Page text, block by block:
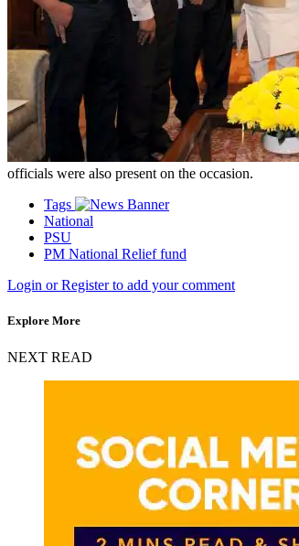
officials were also present on the occasion.
Tags
National
PSU
PM National Relief fund
Login or Register to add your comment
Explore More
NEXT READ